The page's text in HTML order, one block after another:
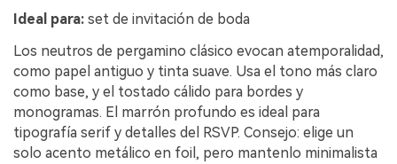
Ideal para: set de invitación de boda
Los neutros de pergamino clásico evocan atemporalidad,
como papel antiguo y tinta suave. Usa el tono más claro
como base, y el tostado cálido para bordes y
monogramas. El marrón profundo es ideal para
tipografía serif y detalles del RSVP. Consejo: elige un
solo acento metálico en foil, pero mantenlo minimalista